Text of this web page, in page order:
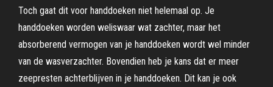
Toch gaat dit voor handdoeken niet helemaal op. Je
handdoeken worden weliswaar wat zachter, maar het
absorberend vermogen van je handdoeken wordt wel minder
van de wasverzachter. Bovendien heb je kans dat er meer
zeepresten achterblijven in je handdoeken. Dit kan je ook